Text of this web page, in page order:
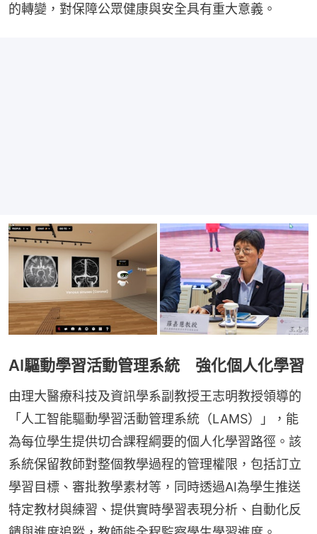
的轉變，對保障公眾健康與安全具有重大意義。
AI驅動學習活動管理系統 強化個人化學習
由理大醫療科技及資訊學系副教授王志明教授領導的
「人工智能驅動學習活動管理系統（LAMS）」，能
為每位學生提供切合課程綱要的個人化學習路徑。該
系統保留教師對整個教學過程的管理權限，包括訂立
學習目標、審批教學素材等，同時透過AI為學生推送
特定教材與練習、提供實時學習表現分析、自動化反